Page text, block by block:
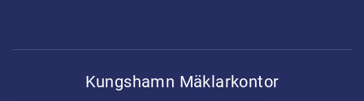
Kungshamn Mäklarkontor